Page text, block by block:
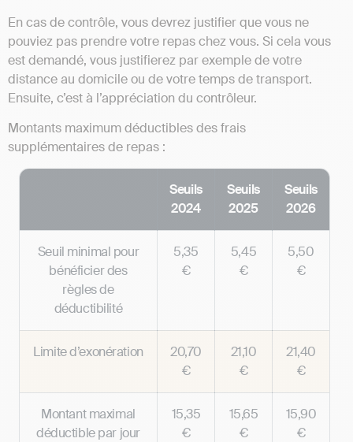
En cas de contrôle, vous devrez justifier que vous ne
pouviez pas prendre votre repas chez vous. Si cela vous
est demandé, vous justifierez par exemple de votre
distance au domicile ou de votre temps de transport.
Ensuite, c’est à l’appréciation du contrôleur.
Montants maximum déductibles des frais
supplémentaires de repas :
Seuils
2024
Seuils
2025
Seuils
2026
Seuil minimal pour
bénéficier des
règles de
déductibilité
5,35
€
5,45
€
5,50
€
Limite d’exonération
20,70
€
21,10
€
21,40
€
Montant maximal
déductible par jour
15,35
€
15,65
€
15,90
€